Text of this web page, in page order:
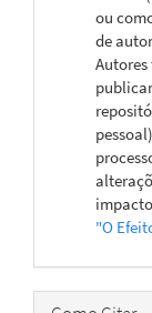
ou
de
Autores
"O